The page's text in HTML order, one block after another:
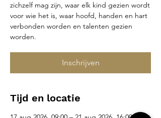
zichzelf mag zijn, waar elk kind gezien wordt
voor wie het is, waar hoofd, handen en hart
verbonden worden en talenten gezien
worden.
Inschrijven
Tijd en locatie